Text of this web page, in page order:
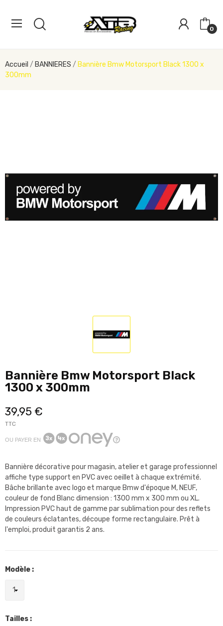
0
Accueil BANNIERES
Bannière Bmw Motorsport Black 1300 x
300mm
Bannière Bmw Motorsport Black
1300 x 300mm
39,95 €
TTC
OU PAYER EN
Bannière décorative pour magasin, atelier et garage professionnel
affiche type support en PVC avec oeillet à chaque extrémité.
Bâche brillante avec logo et marque Bmw d'époque M, NEUF,
couleur de fond Blanc dimension : 1300 mm x 300 mm ou XL.
Impression PVC haut de gamme par sublimation pour des reflets
de couleurs éclatantes, découpe forme rectangulaire. Prêt à
l'emploi, produit garantis 2 ans.
Modèle :
Tailles :